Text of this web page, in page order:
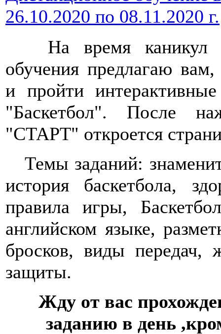
26.10.2020 по 08.11.2020 г.
На время каникул и
обучения предлагаю
и пройти
"Баскетбол". После
"СТАРТ" откроется
Темы заданий:
история баскетбола,
правила игры,
английском языке,
бросков, виды передач,
защиты.
Жду от вас
заданию в день